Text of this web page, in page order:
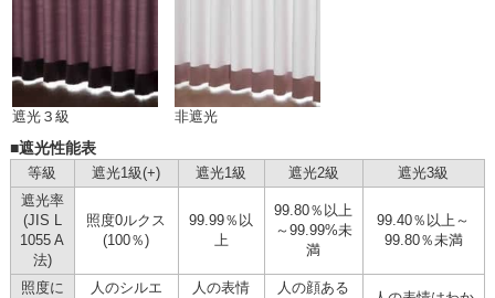
遮光３級 非遮光
■遮光性能表
等級 遮光1級(+) 遮光1級 遮光2級
遮光3級
遮光率
(JIS L
1055 A
法)
照度0ルクス
(100％)
99.99％以
上
99.80％以上
～99.99%未
満
99.40％以上～
99.80％未満
照度に
人のシルエ
人の表情
人の顔ある